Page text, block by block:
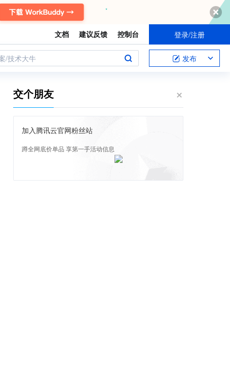
文档 建议反馈 控制台 登录/注册
/技术大牛 发布
交个朋友
加入腾讯云官网粉丝站
蹲全网底价单品 享第一手活动信息